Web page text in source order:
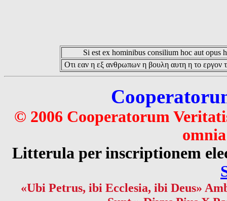
Si est ex hominibus consilium hoc aut opus
Οτι εαν η εξ ανθρωπων η βουλη αυτη η το εργον
© 2006 Cooperatorum
Litterula per inscriptionem
«Ubi Petrus, ibi Ecclesia, ibi Deus»